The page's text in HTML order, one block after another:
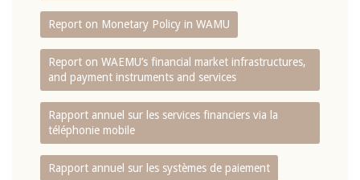
Report on Monetary Policy in WAMU
Report on WAEMU’s financial market infrastructures,
and payment instruments and services
Rapport annuel sur les services financiers via la
téléphonie mobile
Rapport annuel sur les systèmes de paiement